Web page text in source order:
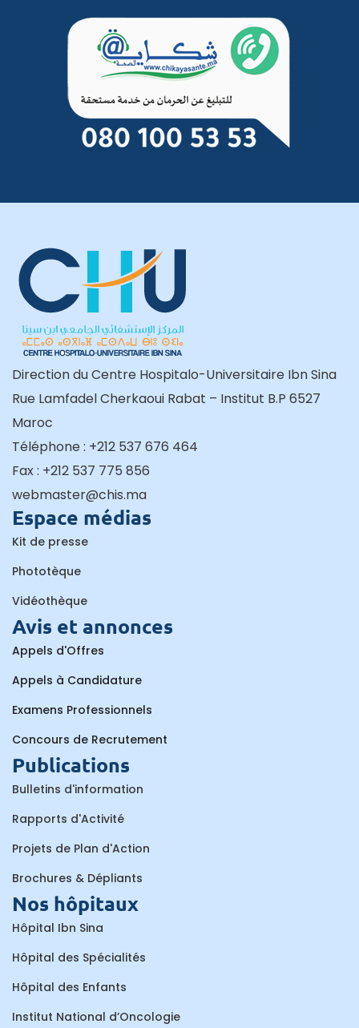
Direction du Centre Hospitalo-Universitaire Ibn Sina
Rue Lamfadel Cherkaoui Rabat – Institut B.P 6527
Maroc
Téléphone : +212 537 676 464
Fax : +212 537 775 856
webmaster@chis.ma
Espace médias
Kit de presse
Phototèque
Vidéothèque
Avis et annonces
Appels d'Offres
Appels à Candidature
Examens Professionnels
Concours de Recrutement
Publications
Bulletins d'information
Rapports d'Activité
Projets de Plan d'Action
Brochures & Dépliants
Nos hôpitaux
Hôpital Ibn Sina
Hôpital des Spécialités
Hôpital des Enfants
Institut National d’Oncologie